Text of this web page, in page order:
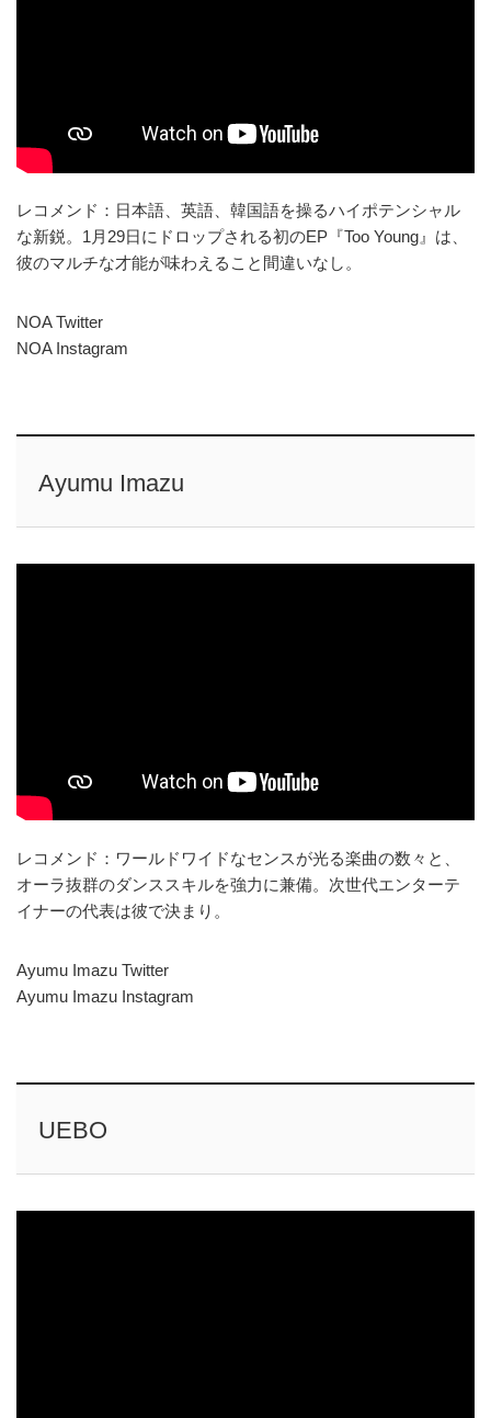
レコメンド：日本語、英語、韓国語を操るハイポテンシャル
な新鋭。1月29日にドロップされる初のEP『Too Young』は、
彼のマルチな才能が味わえること間違いなし。
NOA Twitter
NOA Instagram
Ayumu Imazu
レコメンド：ワールドワイドなセンスが光る楽曲の数々と、
オーラ抜群のダンススキルを強力に兼備。次世代エンターテ
イナーの代表は彼で決まり。
Ayumu Imazu Twitter
Ayumu Imazu Instagram
UEBO